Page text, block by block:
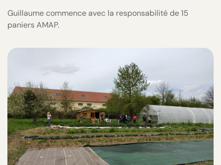
Guillaume commence avec la responsabilité de 15
paniers AMAP.